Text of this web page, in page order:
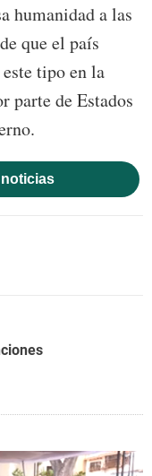
humanidad a las
que el país
tipo en la
parte de Estados